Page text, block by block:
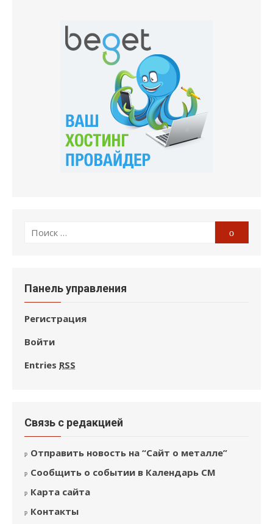
Поиск
Поиск
Панель управления
Регистрация
Войти
Entries RSS
Связь с редакцией
Отправить новость на “Сайт о металле”
Сообщить о событии в Календарь СМ
Карта сайта
Контакты